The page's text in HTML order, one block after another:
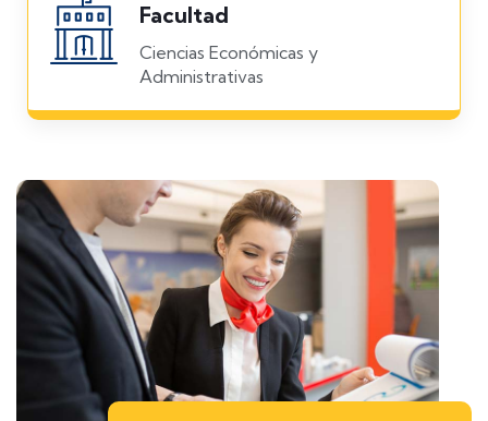
Facultad
Ciencias Económicas y
Administrativas